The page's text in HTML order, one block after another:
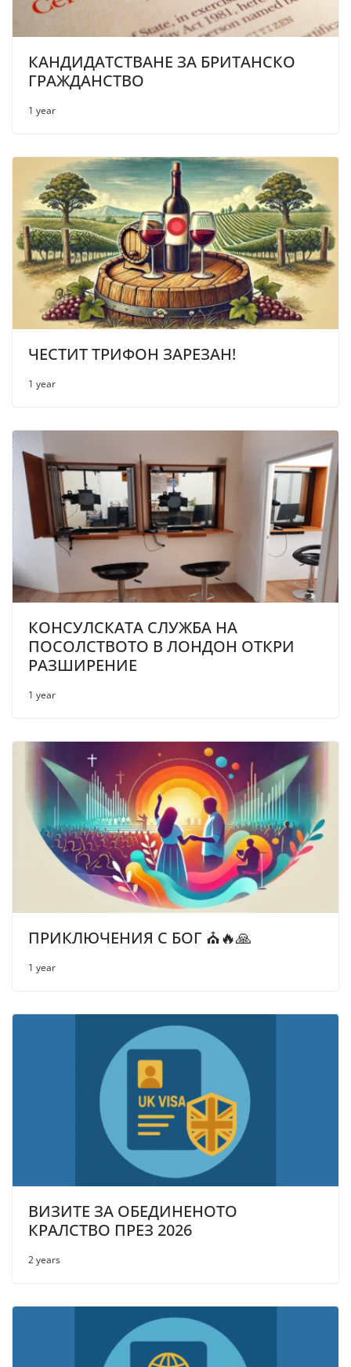
КАНДИДАТСТВАНЕ ЗА БРИТАНСКО
ГРАЖДАНСТВО
1 year
ЧЕСТИТ ТРИФОН ЗАРЕЗАН!
1 year
КОНСУЛСКАТА СЛУЖБА НА
ПОСОЛСТВОТО В ЛОНДОН ОТКРИ
РАЗШИРЕНИЕ
1 year
ПРИКЛЮЧЕНИЯ С БОГ ⛪🔥🙏
1 year
ВИЗИТЕ ЗА ОБЕДИНЕНОТО
КРАЛСТВО ПРЕЗ 2026
2 years